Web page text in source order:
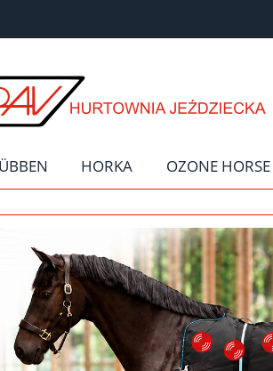
HORKA OZONE HORSE